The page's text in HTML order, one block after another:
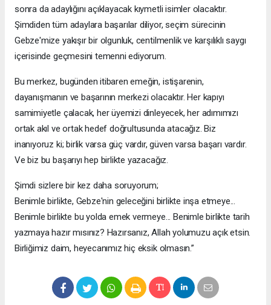
sonra da adaylığını açıklayacak kıymetli isimler olacaktır.
Şimdiden tüm adaylara başarılar diliyor, seçim sürecinin
Gebze'mize yakışır bir olgunluk, centilmenlik ve karşılıklı saygı
içerisinde geçmesini temenni ediyorum.
Bu merkez, bugünden itibaren emeğin, istişarenin,
dayanışmanın ve başarının merkezi olacaktır. Her kapıyı
samimiyetle çalacak, her üyemizi dinleyecek, her adımımızı
ortak akıl ve ortak hedef doğrultusunda atacağız. Biz
inanıyoruz ki; birlik varsa güç vardır, güven varsa başarı vardır.
Ve biz bu başarıyı hep birlikte yazacağız.
Şimdi sizlere bir kez daha soruyorum;
Benimle birlikte, Gebze'nin geleceğini birlikte inşa etmeye...
Benimle birlikte bu yolda emek vermeye... Benimle birlikte tarih
yazmaya hazır mısınız? Hazırsanız, Allah yolumuzu açık etsin.
Birliğimiz daim, heyecanımız hiç eksik olmasın.”